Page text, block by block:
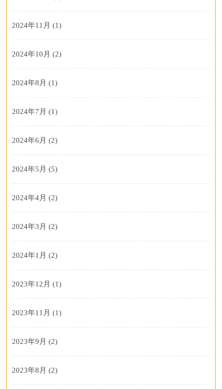
2024年11月 (1)
2024年10月 (2)
2024年8月 (1)
2024年7月 (1)
2024年6月 (2)
2024年5月 (5)
2024年4月 (2)
2024年3月 (2)
2024年1月 (2)
2023年12月 (1)
2023年11月 (1)
2023年9月 (2)
2023年8月 (2)